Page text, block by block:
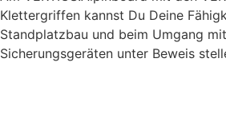
Klettergriffen kannst Du Deine
Standplatzbau und beim Umgang
Sicherungsgeräten unter Beweis